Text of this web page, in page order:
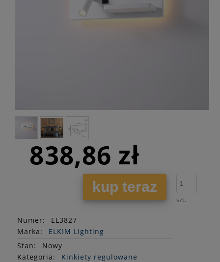
838,86 zł
kup teraz
szt.
Numer:
EL3827
Marka:
ELKIM Lighting
Stan:
Nowy
Kategoria:
Kinkiety regulowane